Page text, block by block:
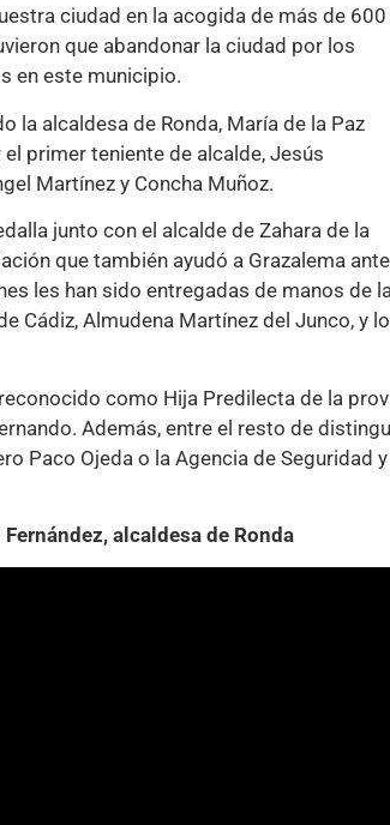
ciudad en la acogida de más de 600
que abandonar la ciudad por los
en este municipio.
la alcaldesa de Ronda, María de la Paz
primer teniente de alcalde, Jesús
Martínez y Concha Muñoz.
junto con el alcalde de Zahara de la
que también ayudó a Grazalema ante
les han sido entregadas de manos de
Cádiz, Almudena Martínez del Junco, y
como Hija Predilecta de la
Además, entre el resto de
Paco Ojeda o la Agencia de Seguridad
alcaldesa de Ronda